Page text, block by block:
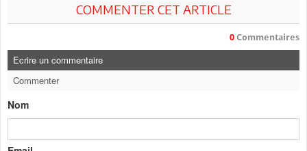
COMMENTER CET ARTICLE
0 Commentaires
Ecrire un commentaire
Commenter
Nom